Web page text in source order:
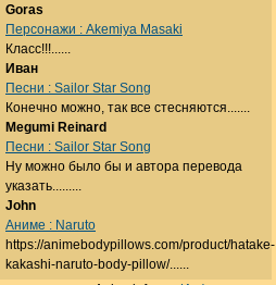
Goras
Персонажи : Akemiya Masaki
Класс!!!......
Иван
Песни : Sailor Star Song
Конечно можно, так все стесняются.......
Megumi Reinard
Песни : Sailor Star Song
Ну можно было бы и автора перевода
указать.........
John
Аниме : Naruto
https://animebodypillows.com/product/hatake-
kakashi-naruto-body-pillow/......